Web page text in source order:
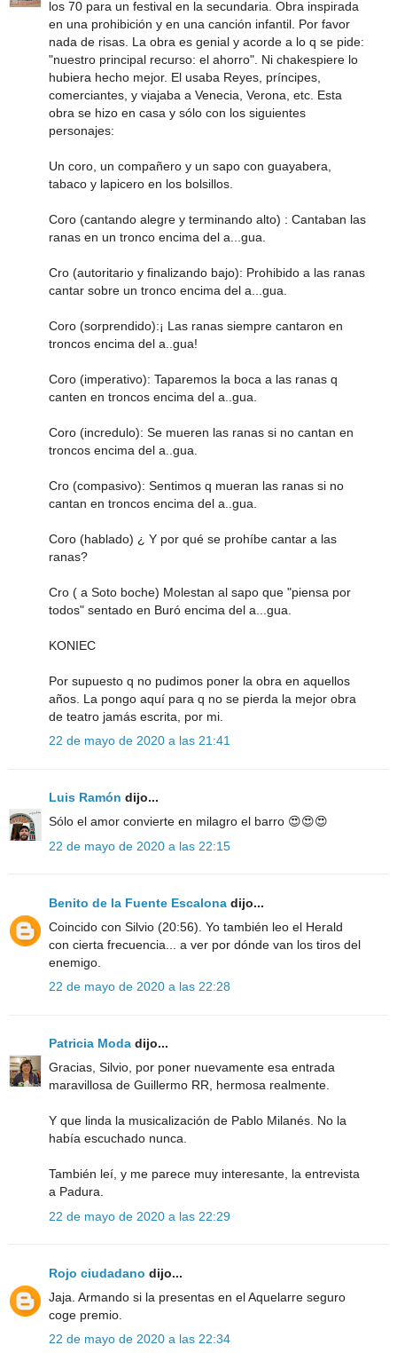
los 70 para un festival en la secundaria. Obra inspirada
en una prohibición y en una canción infantil. Por favor
nada de risas. La obra es genial y acorde a lo q se pide:
"nuestro principal recurso: el ahorro". Ni chakespiere lo
hubiera hecho mejor. El usaba Reyes, príncipes,
comerciantes, y viajaba a Venecia, Verona, etc. Esta
obra se hizo en casa y sólo con los siguientes
personajes:
Un coro, un compañero y un sapo con guayabera,
tabaco y lapicero en los bolsillos.
Coro (cantando alegre y terminando alto) : Cantaban las
ranas en un tronco encima del a...gua.
Cro (autoritario y finalizando bajo): Prohibido a las ranas
cantar sobre un tronco encima del a...gua.
Coro (sorprendido):¡ Las ranas siempre cantaron en
troncos encima del a..gua!
Coro (imperativo): Taparemos la boca a las ranas q
canten en troncos encima del a..gua.
Coro (incredulo): Se mueren las ranas si no cantan en
troncos encima del a..gua.
Cro (compasivo): Sentimos q mueran las ranas si no
cantan en troncos encima del a..gua.
Coro (hablado) ¿ Y por qué se prohíbe cantar a las
ranas?
Cro ( a Soto boche) Molestan al sapo que "piensa por
todos" sentado en Buró encima del a...gua.
KONIEC
Por supuesto q no pudimos poner la obra en aquellos
años. La pongo aquí para q no se pierda la mejor obra
de teatro jamás escrita, por mi.
22 de mayo de 2020 a las 21:41
Luis Ramón dijo...
Sólo el amor convierte en milagro el barro 😍😍😍
22 de mayo de 2020 a las 22:15
Benito de la Fuente Escalona dijo...
Coincido con Silvio (20:56). Yo también leo el Herald
con cierta frecuencia... a ver por dónde van los tiros del
enemigo.
22 de mayo de 2020 a las 22:28
Patricia Moda dijo...
Gracias, Silvio, por poner nuevamente esa entrada
maravillosa de Guillermo RR, hermosa realmente.
Y que linda la musicalización de Pablo Milanés. No la
había escuchado nunca.
También leí, y me parece muy interesante, la entrevista
a Padura.
22 de mayo de 2020 a las 22:29
Rojo ciudadano dijo...
Jaja. Armando si la presentas en el Aquelarre seguro
coge premio.
22 de mayo de 2020 a las 22:34